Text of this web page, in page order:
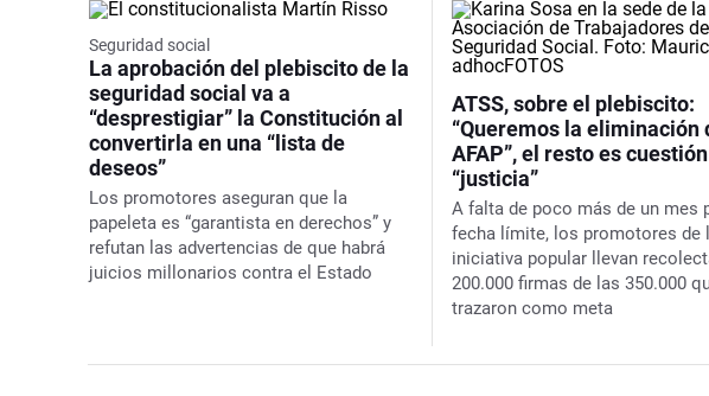
Seguridad social
La aprobación del plebiscito de la
seguridad social va a
“desprestigiar” la Constitución al
convertirla en una “lista de
deseos”
Los promotores aseguran que la
papeleta es “garantista en derechos” y
refutan las advertencias de que habrá
juicios millonarios contra el Estado
ATSS, sobre el plebiscito:
“Queremos la eliminación
AFAP”, el resto es
“justicia”
A falta de poco más de un mes
fecha límite, los promotores de
iniciativa popular llevan
200.000 firmas de las 350.000
trazaron como meta